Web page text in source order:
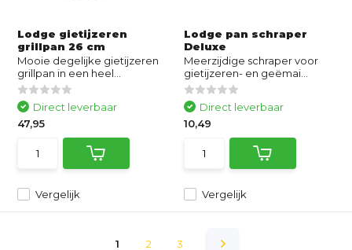
Lodge gietijzeren
grillpan 26 cm
Mooie degelijke gietijzeren
grillpan in een heel...
Vergelijk
Direct leverbaar
47,95
Lodge pan schraper
Deluxe
Meerzijdige schraper voor
gietijzeren- en geëmai...
Vergelijk
Direct leverbaar
10,49
1 2 3